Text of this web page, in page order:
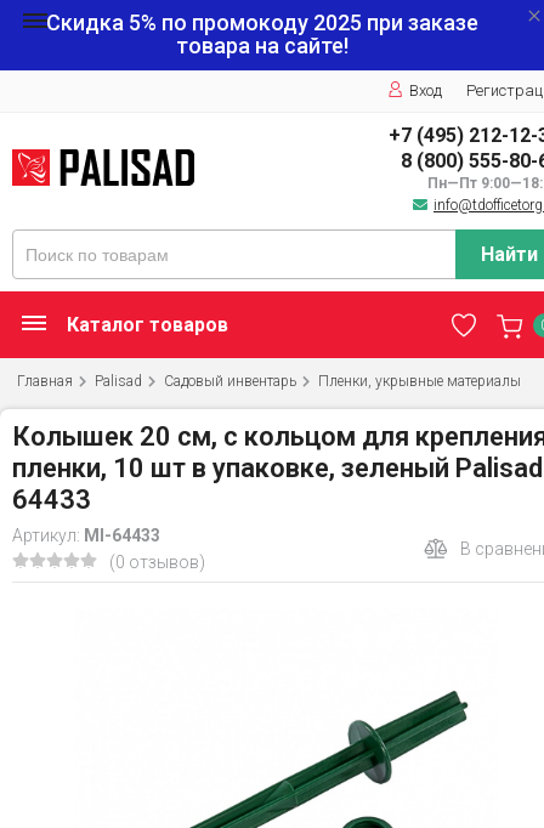
Скидка 5% по промокоду 2025 при заказе
товара на сайте!
Вход
+7 (495) 212-12-
8 (800) 555-80-
Пн—Пт
Найти
Каталог товаров
Главная Palisad Садовый инвентарь Пленки, укрывные материалы
Колышек 20 см, с кольцом для
пленки, 10 шт в упаковке, зеленый Palisad
64433
Артикул: MI-64433
(0 отзывов)
В